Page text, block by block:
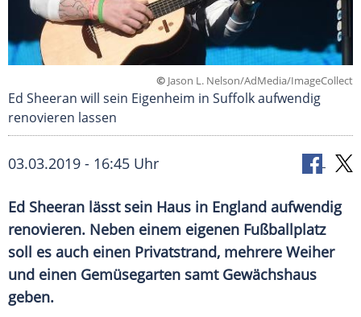
© Jason L. Nelson/AdMedia/ImageCollect
Ed Sheeran will sein Eigenheim in Suffolk aufwendig
renovieren lassen
03.03.2019 - 16:45 Uhr
Ed Sheeran lässt sein Haus in England aufwendig
renovieren. Neben einem eigenen Fußballplatz
soll es auch einen Privatstrand, mehrere Weiher
und einen Gemüsegarten samt Gewächshaus
geben.